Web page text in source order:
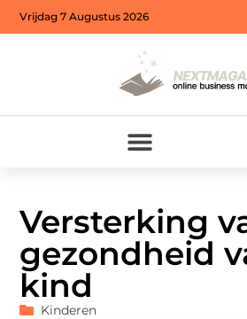
Vrijdag 7 Augustus 2026
Versterking
gezondheid
kind
Kinderen